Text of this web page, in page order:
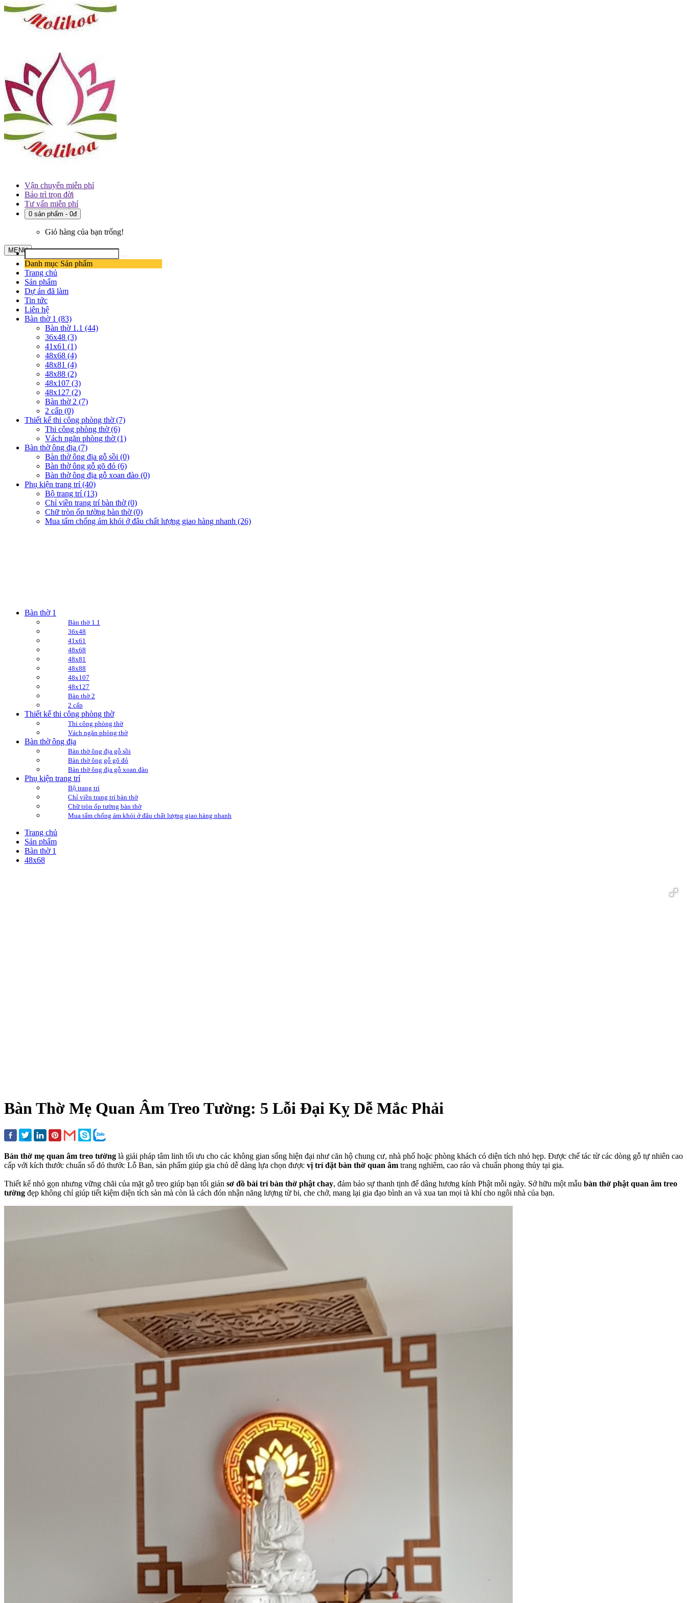
Vận chuyển miễn phí
Bảo trì trọn đời
Tư vấn miễn phí
0 sản phẩm - 0đ
Giỏ hàng của bạn trống!
MENU
Danh mục Sản phẩm
Trang chủ
Sản phẩm
Dự án đã làm
Tin tức
Liên hệ
Bàn thờ 1 (83)
Bàn thờ 1.1 (44)
36x48 (3)
41x61 (1)
48x68 (4)
48x81 (4)
48x88 (2)
48x107 (3)
48x127 (2)
Bàn thờ 2 (7)
2 cấp (0)
Thiết kế thi công phòng thờ (7)
Thi công phòng thờ (6)
Vách ngăn phòng thờ (1)
Bàn thờ ông địa (7)
Bàn thờ ông địa gỗ sồi (0)
Bàn thờ ông gỗ gõ đỏ (6)
Bàn thờ ông địa gỗ xoan đào (0)
Phụ kiện trang trí (40)
Bộ trang trí (13)
Chỉ viền trang trí bàn thờ (0)
Chữ tròn ốp tường bàn thờ (0)
Mua tấm chống ám khói ở đâu chất lượng giao hàng nhanh (26)
Bàn thờ 1
Bàn thờ 1.1
36x48
41x61
48x68
48x81
48x88
48x107
48x127
Bàn thờ 2
2 cấp
Thiết kế thi công phòng thờ
Thi công phòng thờ
Vách ngăn phòng thờ
Bàn thờ ông địa
Bàn thờ ông địa gỗ sồi
Bàn thờ ông gỗ gõ đỏ
Bàn thờ ông địa gỗ xoan đào
Phụ kiện trang trí
Bộ trang trí
Chỉ viền trang trí bàn thờ
Chữ tròn ốp tường bàn thờ
Mua tấm chống ám khói ở đâu chất lượng giao hàng nhanh
Trang chủ
Sản phẩm
Bàn thờ 1
48x68
Bàn Thờ Mẹ Quan Âm Treo Tường: 5 Lỗi Đại Kỵ Dễ Mắc Phải
Bàn thờ mẹ quan âm treo tường là giải pháp tâm linh tối ưu cho các không gian sống hiện đại như căn hộ chung cư, nhà phố hoặc phòng khách có diện tích nhỏ hẹp. Được chế tác từ các dòng gỗ tự nhiên cao
cấp với kích thước chuẩn số đỏ thước Lỗ Ban, sản phẩm giúp gia chủ dễ dàng lựa chọn được vị trí đặt bàn thờ quan âm trang nghiêm, cao ráo và chuẩn phong thủy tại gia.
Thiết kế nhỏ gọn nhưng vững chãi của mặt gỗ treo giúp bạn tối giản sơ đồ bài trí bàn thờ phật chay, đảm bảo sự thanh tịnh để dâng hương kính Phật mỗi ngày. Sở hữu một mẫu bàn thờ phật quan âm treo
tường đẹp không chỉ giúp tiết kiệm diện tích sàn mà còn là cách đón nhận năng lượng từ bi, che chở, mang lại gia đạo bình an và xua tan mọi tà khí cho ngôi nhà của bạn.